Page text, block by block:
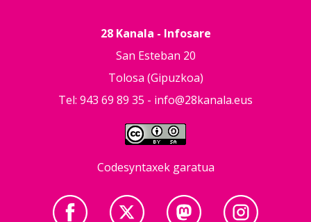
28 Kanala - Infosare
San Esteban 20
Tolosa (Gipuzkoa)
Tel: 943 69 89 35 - info@28kanala.eus
Codesyntaxek garatua